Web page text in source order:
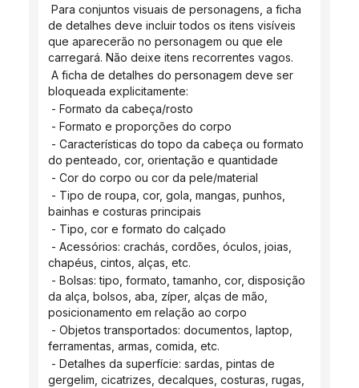
de detalhes deve incluir todos os itens visíveis
que aparecerão no personagem ou que ele
carregará. Não deixe itens recorrentes vagos.
bloqueada explicitamente:
- Formato da cabeça/rosto
- Formato e proporções do corpo
do penteado, cor, orientação e quantidade
- Cor do corpo ou cor da pele/material
bainhas e costuras principais
- Tipo, cor e formato do calçado
chapéus, cintos, alças, etc.
da alça, bolsos, aba, zíper, alças de mão,
posicionamento em relação ao corpo
ferramentas, armas, comida, etc.
gergelim, cicatrizes, decalques, costuras, rugas,